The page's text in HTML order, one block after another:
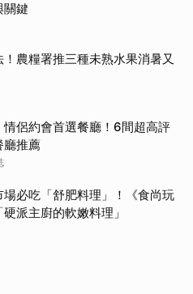
關鍵
農糧署推三種未熟水果消暑又
情侶約會首選餐廳！6間超高評
廳推薦
場必吃「舒肥料理」！《食尚玩
派主廚的軟嫩料理」